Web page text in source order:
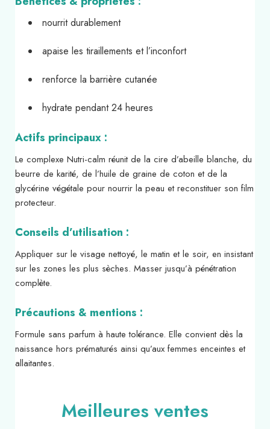
nourrit durablement
apaise les tiraillements et l’inconfort
renforce la barrière cutanée
hydrate pendant 24 heures
Actifs principaux :
Le complexe Nutri-calm réunit de la cire d’abeille blanche, du
beurre de karité, de l’huile de graine de coton et de la
glycérine végétale pour nourrir la peau et reconstituer son film
protecteur.
Conseils d’utilisation :
Appliquer sur le visage nettoyé, le matin et le soir, en insistant
sur les zones les plus sèches. Masser jusqu’à pénétration
complète.
Précautions & mentions :
Formule sans parfum à haute tolérance. Elle convient dès la
naissance hors prématurés ainsi qu’aux femmes enceintes et
allaitantes.
Meilleures ventes